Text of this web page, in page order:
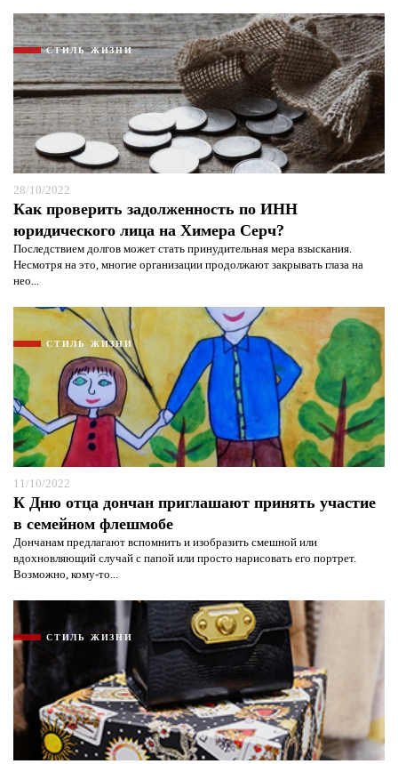
СТИЛЬ ЖИЗНИ
28/10/2022
Как проверить задолженность по ИНН
юридического лица на Химера Серч?
Последствием долгов может стать принудительная мера взыскания.
Несмотря на это, многие организации продолжают закрывать глаза на
нео...
СТИЛЬ ЖИЗНИ
11/10/2022
К Дню отца дончан приглашают принять участие
в семейном флешмобе
Дончанам предлагают вспомнить и изобразить смешной или
вдохновляющий случай с папой или просто нарисовать его портрет.
Возможно, кому-то...
СТИЛЬ ЖИЗНИ